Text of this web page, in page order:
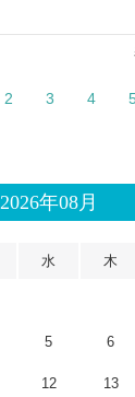
2 3 4
2026年08月
水 木
5 6
12 13